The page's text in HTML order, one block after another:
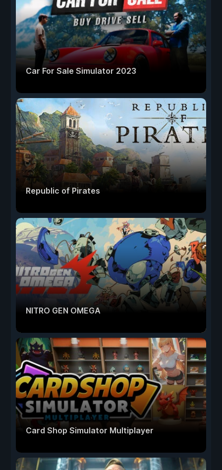
Car For Sale Simulator 2023
Republic of Pirates
NITRO GEN OMEGA
Card Shop Simulator Multiplayer